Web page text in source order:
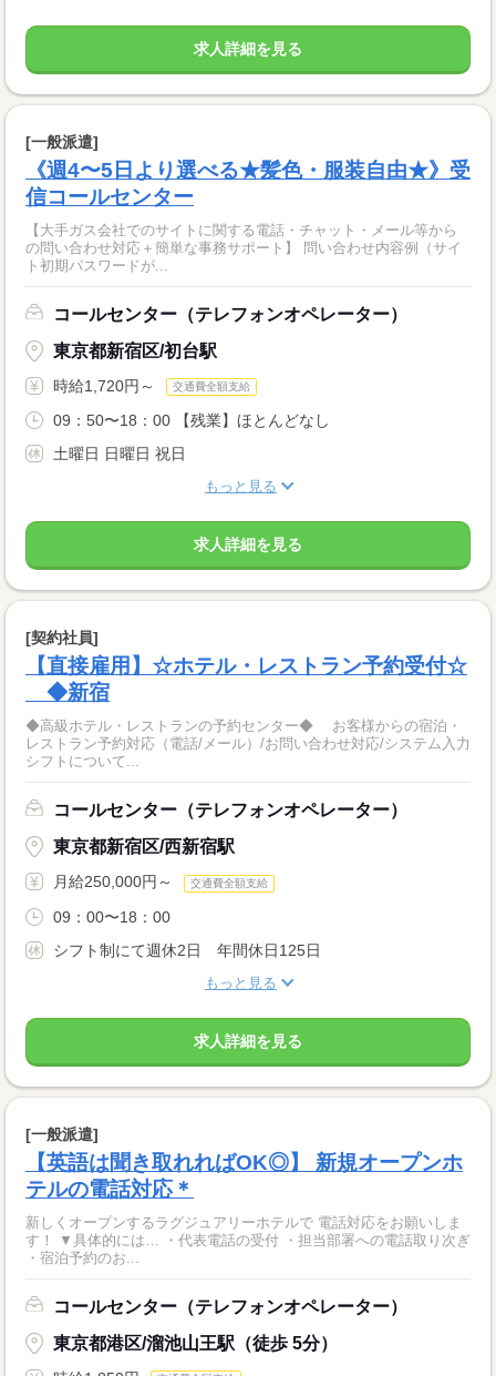
求人詳細を見る
[一般派遣]
《週4〜5日より選べる★髪色・服装自由★》受
信コールセンター
【大手ガス会社でのサイトに関する電話・チャット・メール等から
の問い合わせ対応＋簡単な事務サポート】 問い合わせ内容例（サイ
ト初期パスワードが...
コールセンター（テレフォンオペレーター）
東京都新宿区/初台駅
時給1,720円～ 交通費全額支給
09：50〜18：00 【残業】ほとんどなし
土曜日 日曜日 祝日
もっと見る
求人詳細を見る
[契約社員]
【直接雇用】☆ホテル・レストラン予約受付☆
◆新宿
◆高級ホテル・レストランの予約センター◆ お客様からの宿泊・
レストラン予約対応（電話/メール）/お問い合わせ対応/システム入力
シフトについて...
コールセンター（テレフォンオペレーター）
東京都新宿区/西新宿駅
月給250,000円～ 交通費全額支給
09：00〜18：00
シフト制にて週休2日 年間休日125日
もっと見る
求人詳細を見る
[一般派遣]
【英語は聞き取れればOK◎】 新規オープンホ
テルの電話対応＊
新しくオープンするラグジュアリーホテルで 電話対応をお願いしま
す！ ▼具体的には… ・代表電話の受付 ・担当部署への電話取り次ぎ
・宿泊予約のお...
コールセンター（テレフォンオペレーター）
東京都港区/溜池山王駅（徒歩 5分）